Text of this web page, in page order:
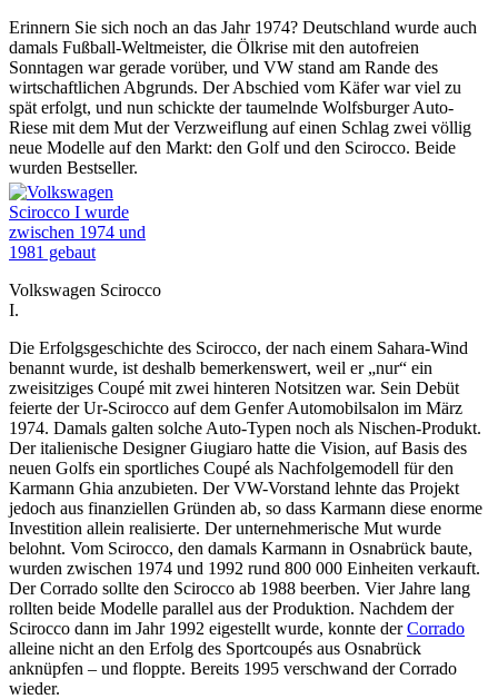
Erinnern Sie sich noch an das Jahr 1974? Deutschland wurde auch
damals Fußball-Weltmeister, die Ölkrise mit den autofreien
Sonntagen war gerade vorüber, und VW stand am Rande des
wirtschaftlichen Abgrunds. Der Abschied vom Käfer war viel zu
spät erfolgt, und nun schickte der taumelnde Wolfsburger Auto-
Riese mit dem Mut der Verzweiflung auf einen Schlag zwei völlig
neue Modelle auf den Markt: den Golf und den Scirocco. Beide
wurden Bestseller.
Volkswagen Scirocco
I.
Die Erfolgsgeschichte des Scirocco, der nach einem Sahara-Wind
benannt wurde, ist deshalb bemerkenswert, weil er „nur“ ein
zweisitziges Coupé mit zwei hinteren Notsitzen war. Sein Debüt
feierte der Ur-Scirocco auf dem Genfer Automobilsalon im März
1974. Damals galten solche Auto-Typen noch als Nischen-Produkt.
Der italienische Designer Giugiaro hatte die Vision, auf Basis des
neuen Golfs ein sportliches Coupé als Nachfolgemodell für den
Karmann Ghia anzubieten. Der VW-Vorstand lehnte das Projekt
jedoch aus finanziellen Gründen ab, so dass Karmann diese enorme
Investition allein realisierte. Der unternehmerische Mut wurde
belohnt. Vom Scirocco, den damals Karmann in Osnabrück baute,
wurden zwischen 1974 und 1992 rund 800 000 Einheiten verkauft.
Der Corrado sollte den Scirocco ab 1988 beerben. Vier Jahre lang
rollten beide Modelle parallel aus der Produktion. Nachdem der
Scirocco dann im Jahr 1992 eigestellt wurde, konnte derCorrado
alleine nicht an den Erfolg des Sportcoupés aus Osnabrück
anknüpfen – und floppte. Bereits 1995 verschwand der Corrado
wieder.